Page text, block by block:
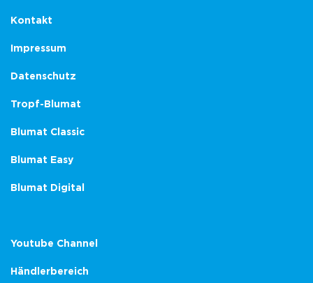
Kontakt
Impressum
Datenschutz
Tropf-Blumat
Blumat Classic
Blumat Easy
Blumat Digital
Youtube Channel
Händlerbereich